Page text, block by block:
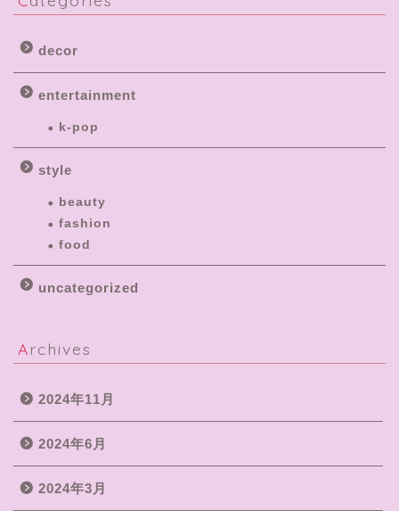
decor
entertainment
k-pop
style
beauty
fashion
food
uncategorized
Archives
2024年11月
2024年6月
2024年3月